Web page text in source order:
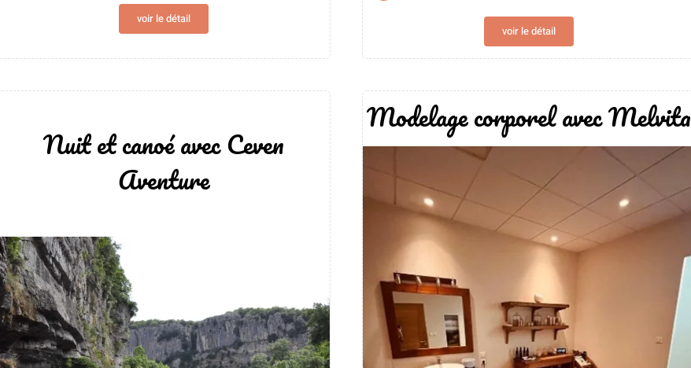
voir le détail
voir le détail
Nuit et canoé avec Ceven
Aventure
Modelage corporel avec Melvita